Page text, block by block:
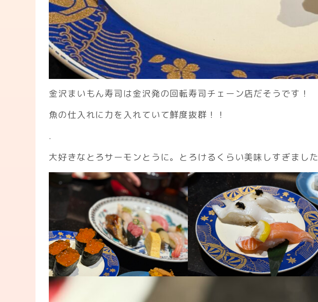
金沢まいもん寿司は金沢発の回転寿司チェーン店だそうです！
魚の仕入れに力を入れていて鮮度抜群！！
.
大好きなとろサーモンとうに。とろけるくらい美味しすぎました